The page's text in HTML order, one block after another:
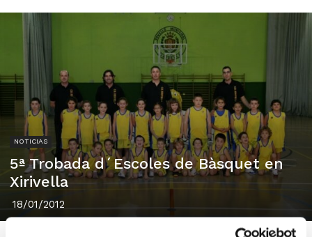
NOTICIAS
5ª Trobada d´Escoles de Bàsquet en
Xirivella
18/01/2012